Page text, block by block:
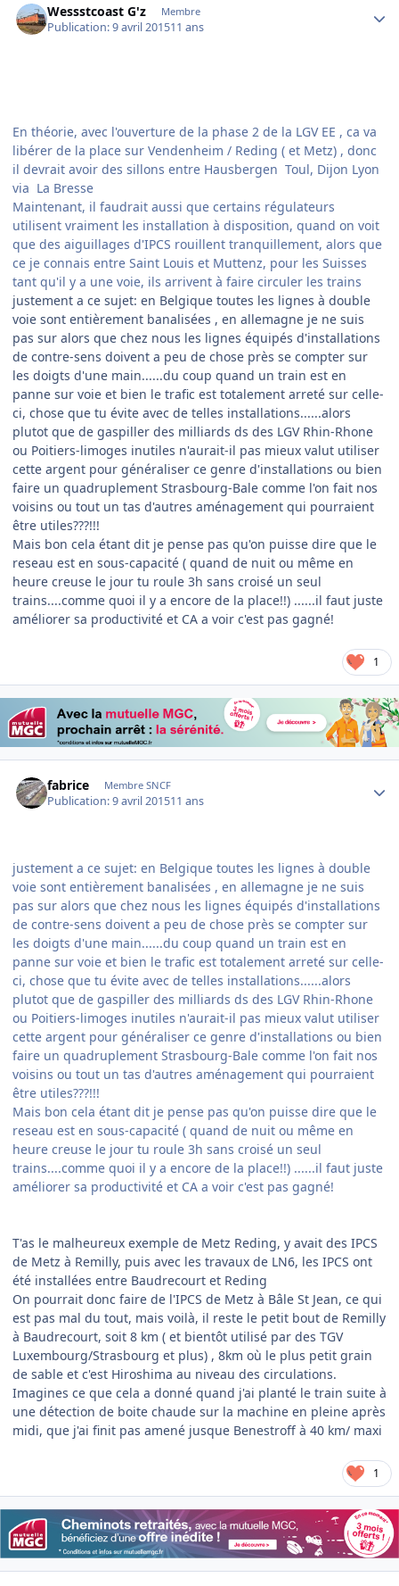
Wessstcoast G'z Membre
Publication:9 avril 201511 ans
En théorie, avec l'ouverture de la phase 2 de la LGV EE , ca va
libérer de la place sur Vendenheim / Reding ( et Metz) , donc
il devrait avoir des sillons entre Hausbergen Toul, Dijon Lyon
via La Bresse
Maintenant, il faudrait aussi que certains régulateurs
utilisent vraiment les installation à disposition, quand on voit
que des aiguillages d'IPCS rouillent tranquillement, alors que
ce je connais entre Saint Louis et Muttenz, pour les Suisses
tant qu'il y a une voie, ils arrivent à faire circuler les trains
​justement a ce sujet: en Belgique toutes les lignes à double
voie sont entièrement banalisées , en allemagne je ne suis
pas sur alors que chez nous les lignes équipés d'installations
de contre-sens doivent a peu de chose près se compter sur
les doigts d'une main......du coup quand un train est en
panne sur voie et bien le trafic est totalement arreté sur celle-
ci, chose que tu évite avec de telles installations......alors
plutot que de gaspiller des milliards ds des LGV Rhin-Rhone
ou Poitiers-limoges inutiles n'aurait-il pas mieux valut utiliser
cette argent pour généraliser ce genre d'installations ou bien
faire un quadruplement Strasbourg-Bale comme l'on fait nos
voisins ou tout un tas d'autres aménagement qui pourraient
être utiles???!!!
Mais bon cela étant dit je pense pas qu'on puisse dire que le
reseau est en sous-capacité ( quand de nuit ou même en
heure creuse le jour tu roule 3h sans croisé un seul
trains....comme quoi il y a encore de la place!!) ......il faut juste
améliorer sa productivité et CA a voir c'est pas gagné!
1
fabrice Membre SNCF
Publication:9 avril 201511 ans
​justement a ce sujet: en Belgique toutes les lignes à double
voie sont entièrement banalisées , en allemagne je ne suis
pas sur alors que chez nous les lignes équipés d'installations
de contre-sens doivent a peu de chose près se compter sur
les doigts d'une main......du coup quand un train est en
panne sur voie et bien le trafic est totalement arreté sur celle-
ci, chose que tu évite avec de telles installations......alors
plutot que de gaspiller des milliards ds des LGV Rhin-Rhone
ou Poitiers-limoges inutiles n'aurait-il pas mieux valut utiliser
cette argent pour généraliser ce genre d'installations ou bien
faire un quadruplement Strasbourg-Bale comme l'on fait nos
voisins ou tout un tas d'autres aménagement qui pourraient
être utiles???!!!
Mais bon cela étant dit je pense pas qu'on puisse dire que le
reseau est en sous-capacité ( quand de nuit ou même en
heure creuse le jour tu roule 3h sans croisé un seul
trains....comme quoi il y a encore de la place!!) ......il faut juste
améliorer sa productivité et CA a voir c'est pas gagné!
T'as le malheureux exemple de Metz Reding, y avait des IPCS
de Metz à Remilly, puis avec les travaux de LN6, les IPCS ont
été installées entre Baudrecourt et Reding
On pourrait donc faire de l'IPCS de Metz à Bâle St Jean, ce qui
est pas mal du tout, mais voilà, il reste le petit bout de Remilly
à Baudrecourt, soit 8 km ( et bientôt utilisé par des TGV
Luxembourg/Strasbourg et plus) , 8km où le plus petit grain
de sable et c'est Hiroshima au niveau des circulations.
Imagines ce que cela a donné quand j'ai planté le train suite à
une détection de boite chaude sur la machine en pleine après
midi, que j'ai finit pas amené jusque Benestroff à 40 km/ maxi
1